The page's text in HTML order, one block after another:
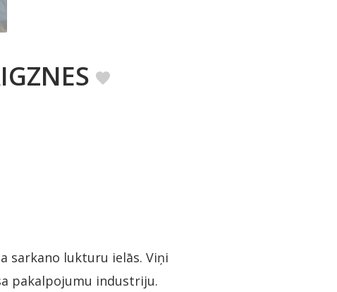
sarkano lukturu ielās. Viņi
pakalpojumu industriju.